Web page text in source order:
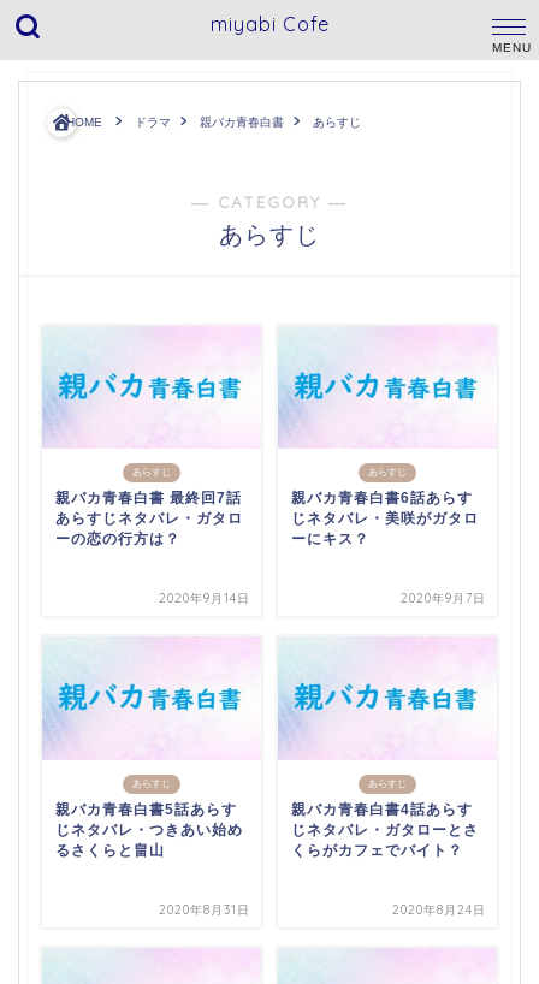
miyabi Cofe
HOME ドラマ 親バカ青春白書 あらすじ
― CATEGORY ―
あらすじ
あらすじ
親バカ青春白書 最終回7話
あらすじネタバレ・ガタロ
ーの恋の行方は？
2020年9月14日
あらすじ
親バカ青春白書6話あらす
じネタバレ・美咲がガタロ
ーにキス？
2020年9月7日
あらすじ
親バカ青春白書5話あらす
じネタバレ・つきあい始め
るさくらと畠山
2020年8月31日
あらすじ
親バカ青春白書4話あらす
じネタバレ・ガタローとさ
くらがカフェでバイト？
2020年8月24日